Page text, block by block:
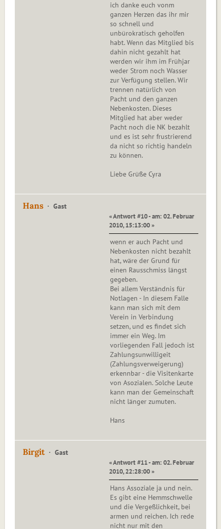
ich danke euch vonm
ganzen Herzen das ihr mir
so schnell und
unbürokratisch geholfen
habt. Wenn das Mitglied bis
dahin nicht gezahlt hat
werden wir ihm im Frühjar
weder Strom noch Wasser
zur Verfügung stellen. Wir
trennen natürlich von
Pacht und den ganzen
Nebenkosten. Dieses
Mitglied hat aber weder
Pacht noch die NK bezahlt
und es ist sehr frustrierend
da nicht so richtig handeln
zu können.
Liebe Grüße Cyra
Hans Gast
« Antwort #10 - am: 02. Februar
2010, 15:13:00 »
wenn er auch Pacht und
Nebenkosten nicht bezahlt
hat, wäre der Grund für
einen Rausschmiss längst
gegeben.
Bei allem Verständnis für
Notlagen - In diesem Falle
kann man sich mit dem
Verein in Verbindung
setzen, und es findet sich
immer ein Weg. Im
vorliegenden Fall jedoch ist
Zahlungsunwilligeit
(Zahlungsverweigerung)
erkennbar - die Visitenkarte
von Asozialen. Solche Leute
kann man der Gemeinschaft
nicht länger zumuten.
Hans
Birgit Gast
« Antwort #11 - am: 02. Februar
2010, 22:28:00 »
Hans Assoziale ja und nein.
Es gibt eine Hemmschwelle
und die Vergeßlichkeit, bei
armen und reichen. Ich rede
nicht nur mit den